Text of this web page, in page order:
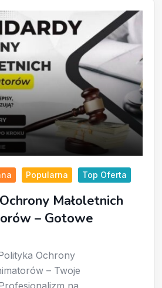
Małoletnich
– Gotowe
Popularna Top Oferta
Ochrony
– Twoje